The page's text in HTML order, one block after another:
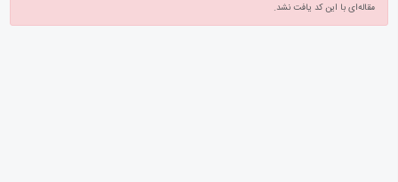
مقاله‌ای با این کد یافت نشد.